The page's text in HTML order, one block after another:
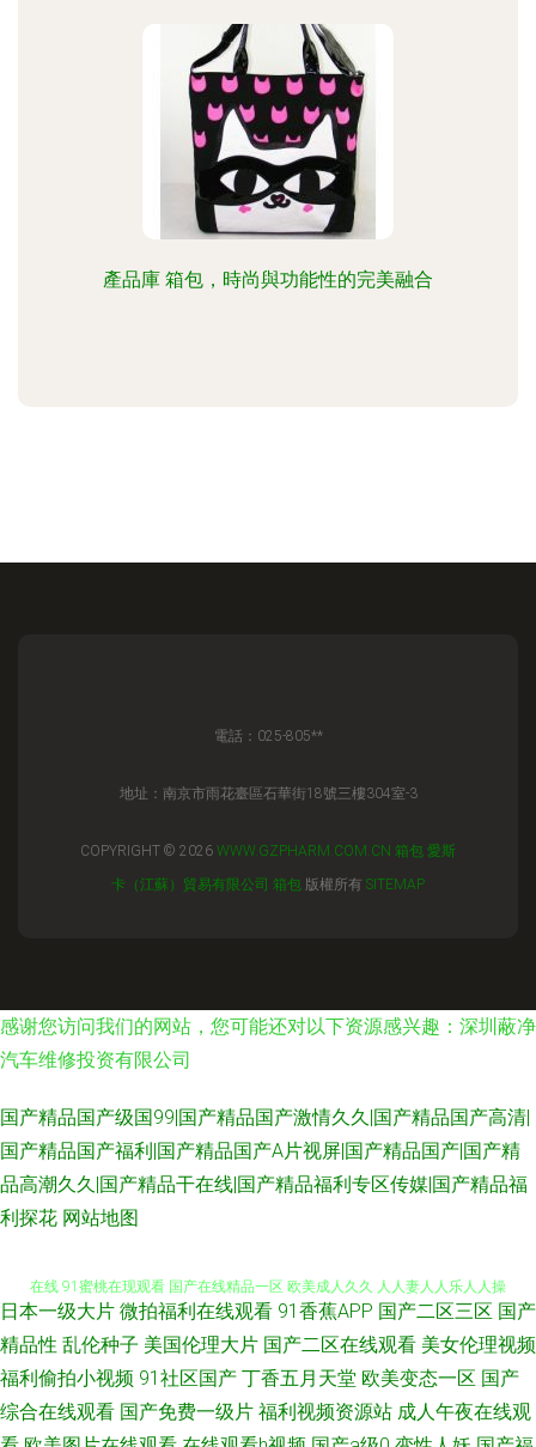
產品庫 箱包，時尚與功能性的完美融合
電話：025-805**
地址：南京市雨花臺區石華街18號三樓304室-3
COPYRIGHT © 2026 WWW.GZPHARM.COM.CN 箱包 愛斯
卡（江蘇）貿易有限公司 箱包 版權所有 SITEMAP
感谢您访问我们的网站，您可能还对以下资源感兴趣：深圳蔽净
汽车维修投资有限公司
国产精品国产级国99|国产精品国产激情久久|国产精品国产高清|
国产精品国产福利|国产精品国产A片视屏|国产精品国产|国产精
品高潮久久|国产精品干在线|国产精品福利专区传媒|国产精品福
利探花 网站地图
色欧美日韩 狠狠色综合久久 三级网址 午夜老湿机 亚洲综合日本 自拍第18页
最新福利影院 秋霞三级伦理 操叉网在线 九九热无码视频 俺去也狠狠操 AV娱
乐手机在线 超碰人人婷婷五月天 影音先锋三级片 人妻有码在线网 成人午夜
日本一级大片 微拍福利在线观看 91香蕉APP 国产二区三区 国产
精品性 乱伦种子 美国伦理大片 国产二区在线观看 美女伦理视频
福利偷拍小视频 91社区国产 丁香五月天堂 欧美变态一区 国产
综合在线观看 国产免费一级片 福利视频资源站 成人午夜在线观